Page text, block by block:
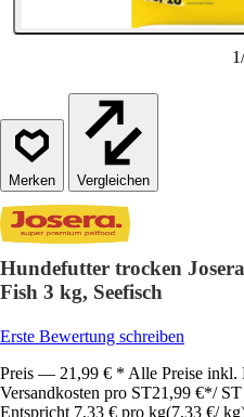
1/
Vergleichen
Hundefutter trocken
Fish 3 kg, Seefisch
Erste Bewertung schreiben
Preis — 21,99 € * Alle Preise inkl.
Versandkosten pro ST21,99 €*/ ST
Entspricht 7,33 € pro kg(7,33 €/ kg